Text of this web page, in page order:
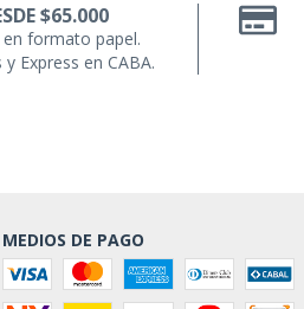
$65.000
formato papel.
Express en CABA.
MEDIOS DE PAGO